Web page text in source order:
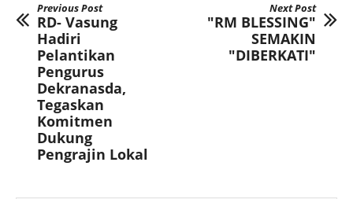
Previous Post
RD- Vasung
Hadiri
Pelantikan
Pengurus
Dekranasda,
Tegaskan
Komitmen
Dukung
Pengrajin Lokal
Next Post
"RM BLESSING"
SEMAKIN
"DIBERKATI"